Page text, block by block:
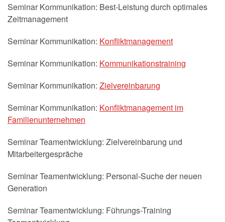
Seminar Kommunikation: Best-Leistung durch optimales
Zeitmanagement
Seminar Kommunikation: Konfliktmanagement
Seminar Kommunikation: Kommunikationstraining
Seminar Kommunikation: Zielvereinbarung
Seminar Kommunikation: Konfliktmanagement im
Familienunternehmen
Seminar Teamentwicklung: Zielvereinbarung und
Mitarbeitergespräche
Seminar Teamentwicklung: Personal-Suche der neuen
Generation
Seminar Teamentwicklung: Führungs-Training